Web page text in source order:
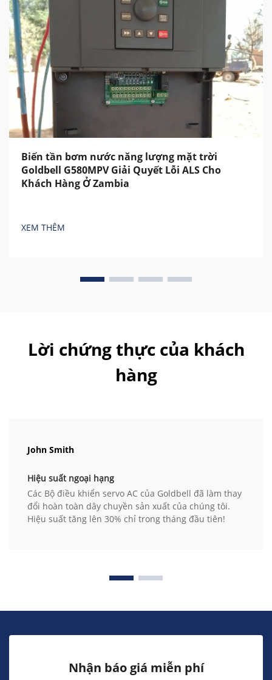
Biến tần bơm nước năng lượng mặt trời
Goldbell G580MPV Giải Quyết Lỗi ALS Cho
Khách Hàng Ở Zambia
XEM THÊM
Lời chứng thực của khách
hàng
John Smith
Hiệu suất ngoại hạng
Các Bộ điều khiển servo AC của Goldbell đã làm thay
đổi hoàn toàn dây chuyền sản xuất của chúng tôi.
Hiệu suất tăng lên 30% chỉ trong tháng đầu tiên!
Nhận báo giá miễn phí